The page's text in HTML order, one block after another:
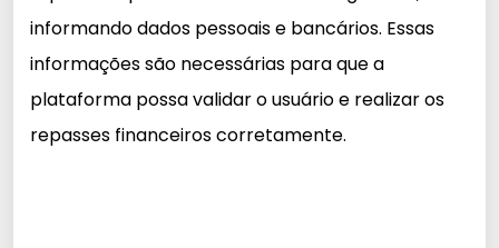
informando dados pessoais e bancários. Essas
informações são necessárias para que a
plataforma possa validar o usuário e realizar os
repasses financeiros corretamente.